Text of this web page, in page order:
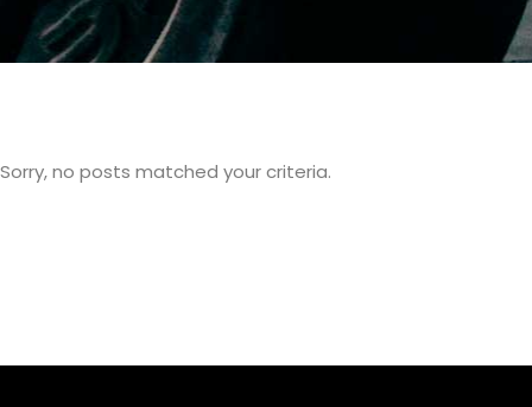
Sorry, no posts matched your criteria.